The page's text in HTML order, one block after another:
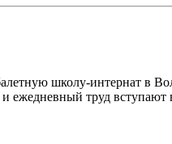
школу-интернат в
ежедневный труд вступают